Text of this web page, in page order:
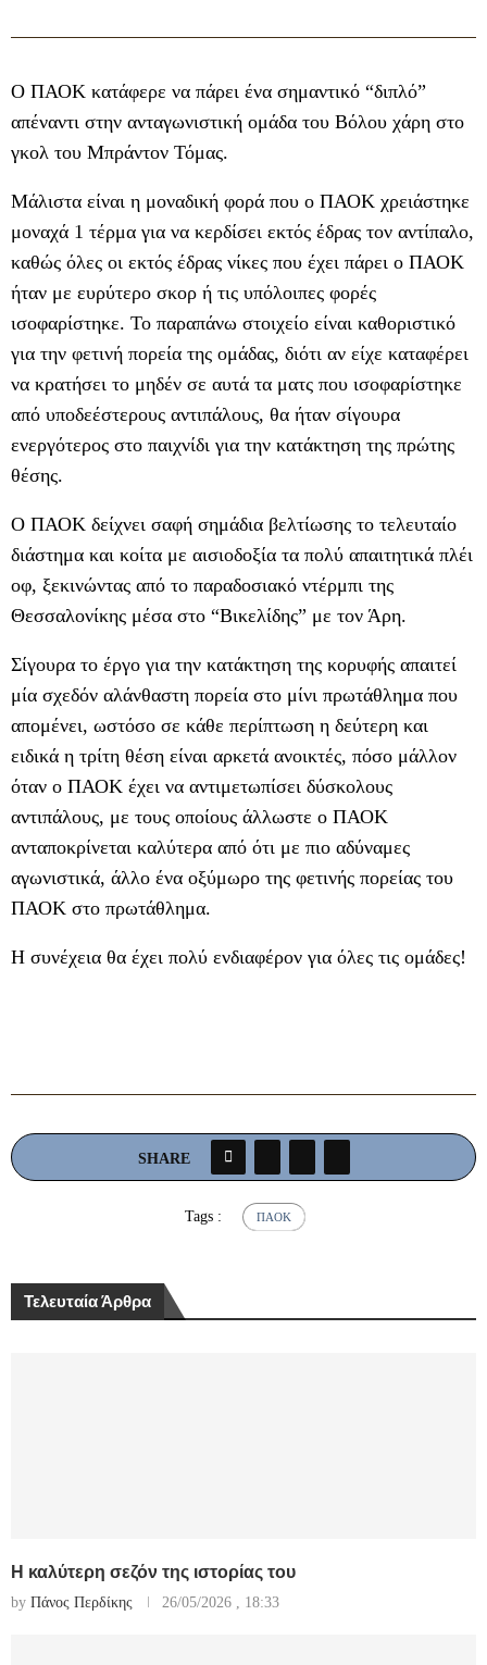
Ο ΠΑΟΚ κατάφερε να πάρει ένα σημαντικό “διπλό”
απέναντι στην ανταγωνιστική ομάδα του Βόλου χάρη στο
γκολ του Μπράντον Τόμας.
Μάλιστα είναι η μοναδική φορά που ο ΠΑΟΚ χρειάστηκε
μοναχά 1 τέρμα για να κερδίσει εκτός έδρας τον αντίπαλο,
καθώς όλες οι εκτός έδρας νίκες που έχει πάρει ο ΠΑΟΚ
ήταν με ευρύτερο σκορ ή τις υπόλοιπες φορές
ισοφαρίστηκε. Το παραπάνω στοιχείο είναι καθοριστικό
για την φετινή πορεία της ομάδας, διότι αν είχε καταφέρει
να κρατήσει το μηδέν σε αυτά τα ματς που ισοφαρίστηκε
από υποδεέστερους αντιπάλους, θα ήταν σίγουρα
ενεργότερος στο παιχνίδι για την κατάκτηση της πρώτης
θέσης.
Ο ΠΑΟΚ δείχνει σαφή σημάδια βελτίωσης το τελευταίο
διάστημα και κοίτα με αισιοδοξία τα πολύ απαιτητικά πλέι
οφ, ξεκινώντας από το παραδοσιακό ντέρμπι της
Θεσσαλονίκης μέσα στο “Βικελίδης” με τον Άρη.
Σίγουρα το έργο για την κατάκτηση της κορυφής απαιτεί
μία σχεδόν αλάνθαστη πορεία στο μίνι πρωτάθλημα που
απομένει, ωστόσο σε κάθε περίπτωση η δεύτερη και
ειδικά η τρίτη θέση είναι αρκετά ανοικτές, πόσο μάλλον
όταν ο ΠΑΟΚ έχει να αντιμετωπίσει δύσκολους
αντιπάλους, με τους οποίους άλλωστε ο ΠΑΟΚ
ανταποκρίνεται καλύτερα από ότι με πιο αδύναμες
αγωνιστικά, άλλο ένα οξύμωρο της φετινής πορείας του
ΠΑΟΚ στο πρωτάθλημα.
Η συνέχεια θα έχει πολύ ενδιαφέρον για όλες τις ομάδες!
SHARE
Tags : ΠΑΟΚ
Τελευταία Άρθρα
Η καλύτερη σεζόν της ιστορίας του
by Πάνος Περδίκης 26/05/2026 , 18:33